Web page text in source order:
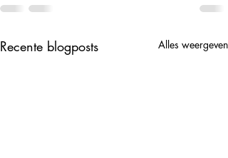
Recente blogposts Alles weergeven